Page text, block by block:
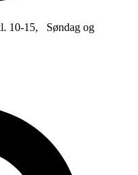
10-15, Søndag og